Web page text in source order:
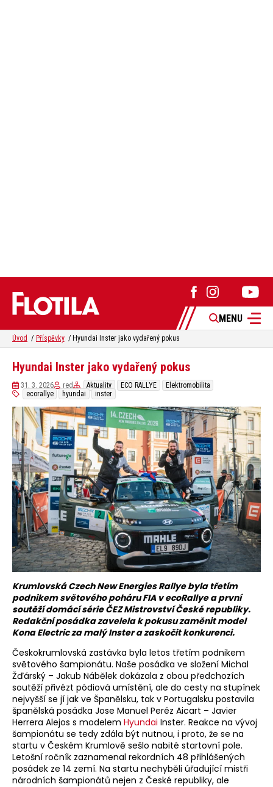
MENU
Úvod Příspěvky Hyundai Inster jako vydařený pokus
Hyundai Inster jako vydařený pokus
31. 3. 2026 red Aktuality ECO RALLYE
Elektromobilita
ecorallye
hyundai inster
Krumlovská Czech New Energies Rallye byla třetím
podnikem světového poháru FIA v ecoRallye a první
soutěží domácí série ČEZ Mistrovství České republiky.
Redakční posádka zavelela k pokusu zaměnit model
Kona Electric za malý Inster a zaskočit konkurenci.
Českokrumlovská zastávka byla letos třetím podnikem
světového šampionátu. Naše posádka ve složení Michal
Žďárský – Jakub Nábělek dokázala z obou předchozích
soutěží přivézt pódiová umístění, ale do cesty na stupínek
nejvyšší se jí jak ve Španělsku, tak v Portugalsku postavila
španělská posádka Jose Manuel Peréz Aicart – Javier
Herrera Alejos s modelem Hyundai Inster. Reakce na vývoj
šampionátu se tedy zdála být nutnou, i proto, že se na
startu v Českém Krumlově sešlo nabité startovní pole.
Letošní ročník zaznamenal rekordních 48 přihlášených
posádek ze 14 zemí. Na startu nechyběli úřadující mistři
národních šampionátů nejen z České republiky, ale